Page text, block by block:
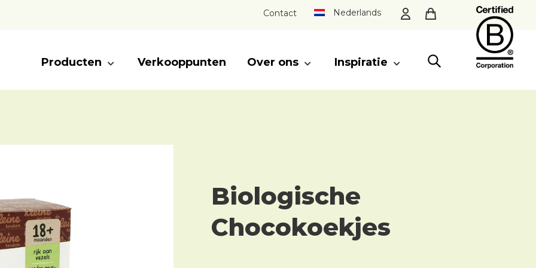
Contact Nederlands
Producten Verkooppunten Over ons Inspiratie
Biologische
Chocokoekjes